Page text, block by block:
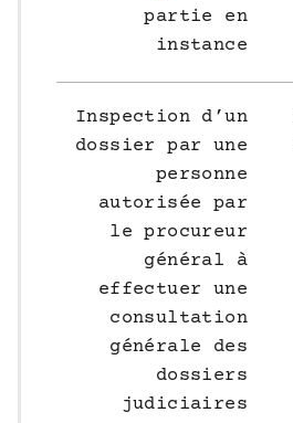
partie en
instance
Inspection d’un
dossier par une
personne
autorisée par
le procureur
général à
effectuer une
consultation
générale des
dossiers
judiciaires